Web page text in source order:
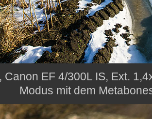
Canon EF 4/300L IS, Ext.
Modus mit dem